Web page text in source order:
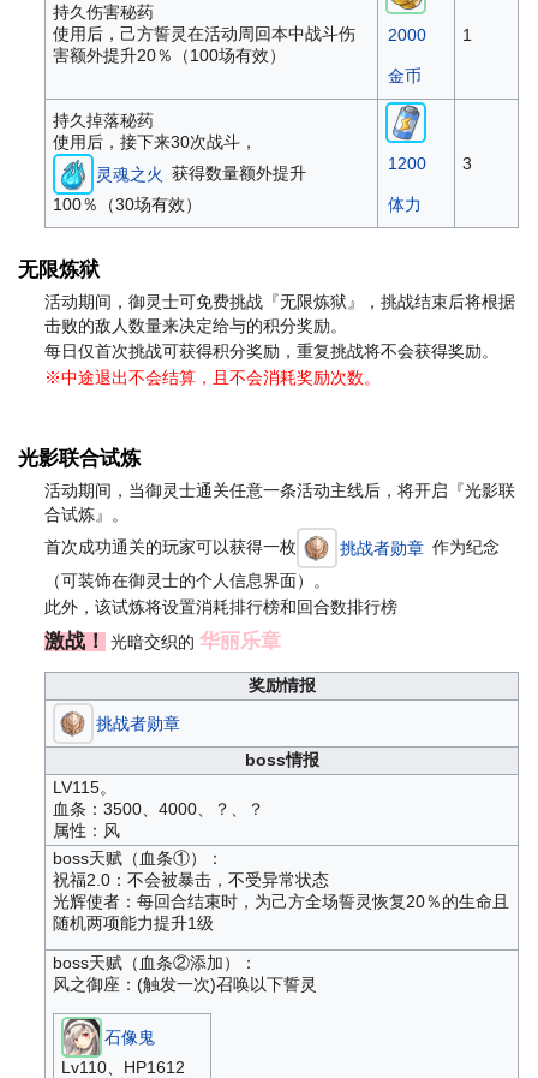
持久伤害秘药
使用后，己方誓灵在活动周回本中战斗伤
害额外提升20％（100场有效）
2000
金币
1
持久掉落秘药
使用后，接下来30次战斗，
灵魂之火 获得数量额外提升
100％（30场有效）
1200
体力
3
无限炼狱
活动期间，御灵士可免费挑战『无限炼狱』，挑战结束后将根据
击败的敌人数量来决定给与的积分奖励。
每日仅首次挑战可获得积分奖励，重复挑战将不会获得奖励。
※中途退出不会结算，且不会消耗奖励次数。
光影联合试炼
活动期间，当御灵士通关任意一条活动主线后，将开启『光影联
合试炼』。
首次成功通关的玩家可以获得一枚
挑战者勋章 作为纪念
（可装饰在御灵士的个人信息界面）。
此外，该试炼将设置消耗排行榜和回合数排行榜
激战！ 光暗交织的华丽乐章
奖励情报
挑战者勋章
boss情报
LV115。
血条：3500、4000、？、？
属性：风
boss天赋（血条①）：
祝福2.0：不会被暴击，不受异常状态
光辉使者：每回合结束时，为己方全场誓灵恢复20％的生命且
随机两项能力提升1级
boss天赋（血条②添加）：
风之御座：(触发一次)召唤以下誓灵
石像鬼
Lv110、HP1612